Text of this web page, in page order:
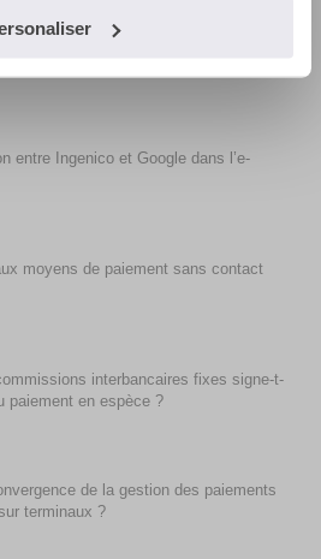
entre Ingenico et Google dans l’e-
moyens de paiement sans contact
interbancaires fixes signe-t-
paiement en espèce ?
de la gestion des paiements
terminaux ?